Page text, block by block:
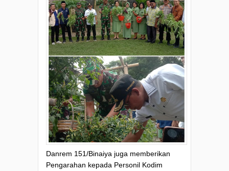
Danrem 151/Binaiya juga memberikan
Pengarahan kepada Personil Kodim